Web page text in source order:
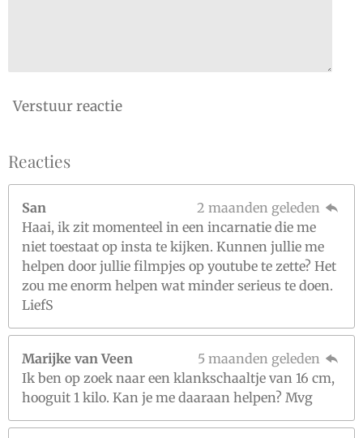
Verstuur reactie
Reacties
San
2 maanden geleden
Haai, ik zit momenteel in een incarnatie die me
niet toestaat op insta te kijken. Kunnen jullie me
helpen door jullie filmpjes op youtube te zette? Het
zou me enorm helpen wat minder serieus te doen.
LiefS
Marijke van Veen
5 maanden geleden
Ik ben op zoek naar een klankschaaltje van 16 cm,
hooguit 1 kilo. Kan je me daaraan helpen? Mvg